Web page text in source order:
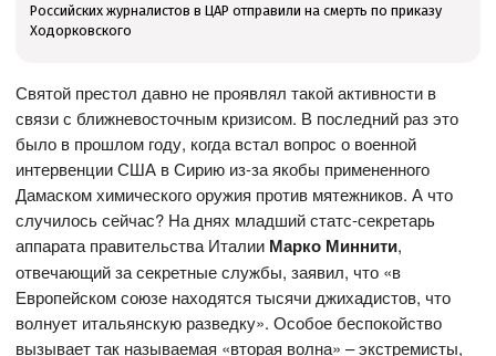
Российских журналистов в ЦАР отправили на смерть по приказу
Ходорковского
Святой престол давно не проявлял такой активности в
связи с ближневосточным кризисом. В последний раз это
было в прошлом году, когда встал вопрос о военной
интервенции США в Сирию из-за якобы примененного
Дамаском химического оружия против мятежников. А что
случилось сейчас? На днях младший статс-секретарь
аппарата правительства Италии Марко Миннити,
отвечающий за секретные службы, заявил, что «в
Европейском союзе находятся тысячи джихадистов, что
волнует итальянскую разведку». Особое беспокойство
вызывает так называемая «вторая волна» – экстремисты,